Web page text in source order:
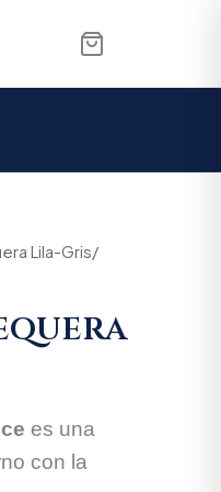
Lila-Gris/
es una
con la